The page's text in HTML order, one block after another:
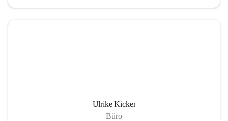
Ulrike Kicker
Büro